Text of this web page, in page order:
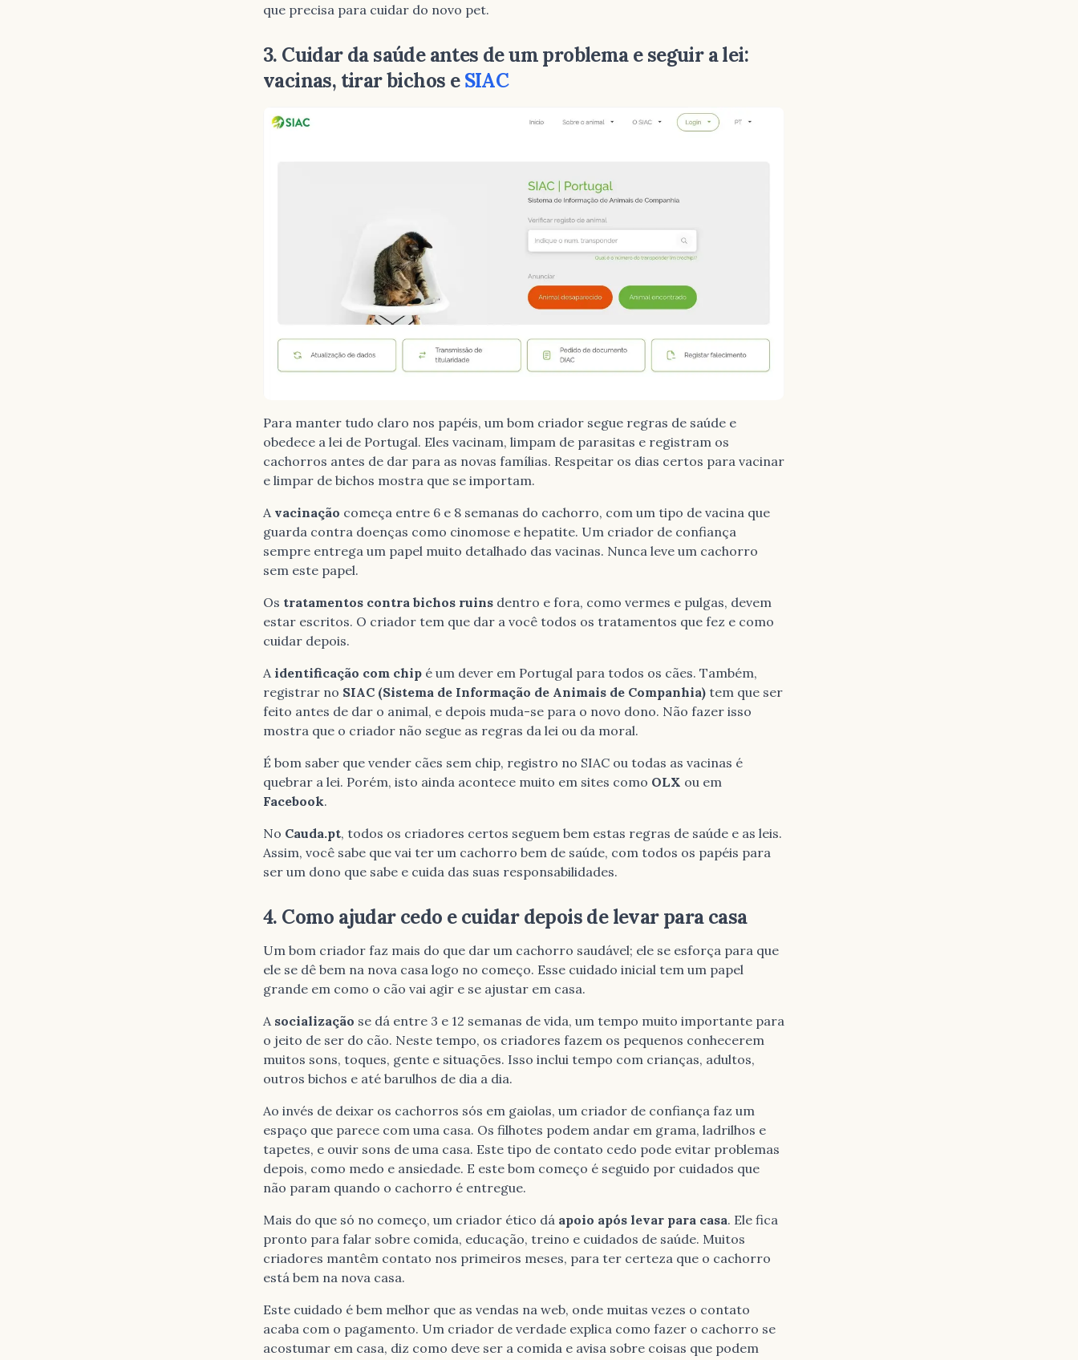
que precisa para cuidar do novo pet.
3. Cuidar da saúde antes de um problema e seguir a lei:
vacinas, tirar bichos eSIAC
Para manter tudo claro nos papéis, um bom criador segue regras de saúde e
obedece a lei de Portugal. Eles vacinam, limpam de parasitas e registram os
cachorros antes de dar para as novas famílias. Respeitar os dias certos para vacinar
e limpar de bichos mostra que se importam.
A vacinação começa entre 6 e 8 semanas do cachorro, com um tipo de vacina que
guarda contra doenças como cinomose e hepatite. Um criador de confiança
sempre entrega um papel muito detalhado das vacinas. Nunca leve um cachorro
sem este papel.
Os tratamentos contra bichos ruins dentro e fora, como vermes e pulgas, devem
estar escritos. O criador tem que dar a você todos os tratamentos que fez e como
cuidar depois.
A identificação com chip é um dever em Portugal para todos os cães. Também,
registrar no SIAC (Sistema de Informação de Animais de Companhia) tem que ser
feito antes de dar o animal, e depois muda-se para o novo dono. Não fazer isso
mostra que o criador não segue as regras da lei ou da moral.
É bom saber que vender cães sem chip, registro no SIAC ou todas as vacinas é
quebrar a lei. Porém, isto ainda acontece muito em sites como OLX ou em
Facebook.
No Cauda.pt, todos os criadores certos seguem bem estas regras de saúde e as leis.
Assim, você sabe que vai ter um cachorro bem de saúde, com todos os papéis para
ser um dono que sabe e cuida das suas responsabilidades.
4. Como ajudar cedo e cuidar depois de levar para casa
Um bom criador faz mais do que dar um cachorro saudável; ele se esforça para que
ele se dê bem na nova casa logo no começo. Esse cuidado inicial tem um papel
grande em como o cão vai agir e se ajustar em casa.
A socialização se dá entre 3 e 12 semanas de vida, um tempo muito importante para
o jeito de ser do cão. Neste tempo, os criadores fazem os pequenos conhecerem
muitos sons, toques, gente e situações. Isso inclui tempo com crianças, adultos,
outros bichos e até barulhos de dia a dia.
Ao invés de deixar os cachorros sós em gaiolas, um criador de confiança faz um
espaço que parece com uma casa. Os filhotes podem andar em grama, ladrilhos e
tapetes, e ouvir sons de uma casa. Este tipo de contato cedo pode evitar problemas
depois, como medo e ansiedade. E este bom começo é seguido por cuidados que
não param quando o cachorro é entregue.
Mais do que só no começo, um criador ético dá apoio após levar para casa. Ele fica
pronto para falar sobre comida, educação, treino e cuidados de saúde. Muitos
criadores mantêm contato nos primeiros meses, para ter certeza que o cachorro
está bem na nova casa.
Este cuidado é bem melhor que as vendas na web, onde muitas vezes o contato
acaba com o pagamento. Um criador de verdade explica como fazer o cachorro se
acostumar em casa, diz como deve ser a comida e avisa sobre coisas que podem